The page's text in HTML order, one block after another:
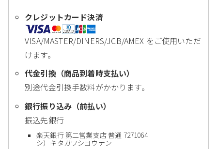
クレジットカード決済
VISA/MASTER/DINERS/JCB/AMEX をご使用いただ
けます。
代金引換（商品到着時支払い）
別途代金引換手数料がかかります。
銀行振り込み（前払い）
振込先銀行
楽天銀行 第二営業支店 普通 7271064
シ）キタガワシヨウテン